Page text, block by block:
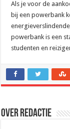
Als je voor de
bij een powerbank
powerbank is een
studenten en
Over Redactie